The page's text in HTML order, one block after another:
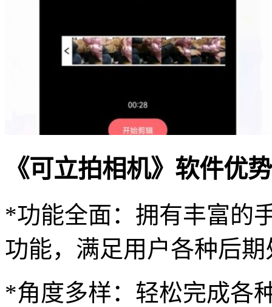
《可立拍相机》软件优
*功能全面：拥有丰富的
功能，满足用户各种后
*角度多样：轻松完成各